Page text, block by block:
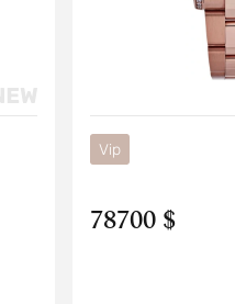
Vip
78700 $